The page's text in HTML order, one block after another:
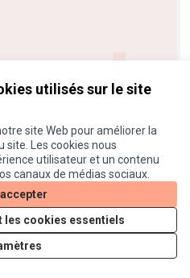
utilisés sur le site
site Web pour améliorer la
Les cookies nous
utilisateur et un contenu
canaux de médias sociaux.
les cookies essentiels